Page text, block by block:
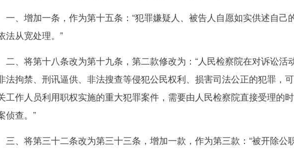
、增加一条，作为第十五条：“犯罪嫌疑人、被告人自愿如实供述自己
法从宽处理。”
、将第十八条改为第十九条，第二款修改为：“人民检察院在对诉讼活
法拘禁、刑讯逼供、非法搜查等侵犯公民权利、损害司法公正的犯罪，
工作人员利用职权实施的重大犯罪案件，需要由人民检察院直接受理的
侦查。”
、将第三十二条改为第三十三条，增加一款，作为第三款：“被开除公